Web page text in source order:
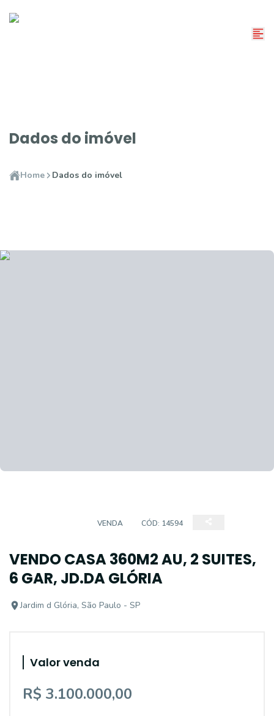
Dados do imóvel
Home Dados do imóvel
VENDA CÓD: 14594
VENDO CASA 360M2 AU, 2 SUITES,
6 GAR, JD.DA GLÓRIA
Jardim d Glória, São Paulo - SP
Valor venda
R$ 3.100.000,00